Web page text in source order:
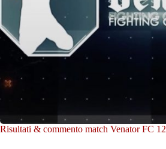
Risultati & commento match Venator FC 12